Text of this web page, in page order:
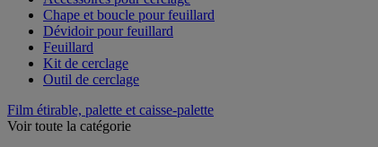
Chape et boucle pour feuillard
Dévidoir pour feuillard
Feuillard
Kit de cerclage
Outil de cerclage
Film étirable, palette et caisse-palette
Voir toute la catégorie